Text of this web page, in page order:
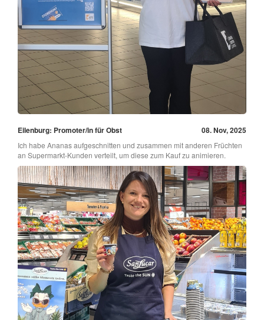
Eilenburg: Promoter/in für Obst 08. Nov, 2025
Ich habe Ananas aufgeschnitten und zusammen mit anderen Früchten
an Supermarkt-Kunden verteilt, um diese zum Kauf zu animieren.